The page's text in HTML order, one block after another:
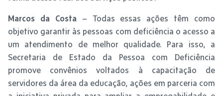
Marcos da Costa – Todas essas ações têm como
objetivo garantir às pessoas com deficiência o acesso a
um atendimento de melhor qualidade. Para isso, a
Secretaria de Estado da Pessoa com Deficiência
promove convênios voltados à capacitação de
servidores da área da educação, ações em parceria com